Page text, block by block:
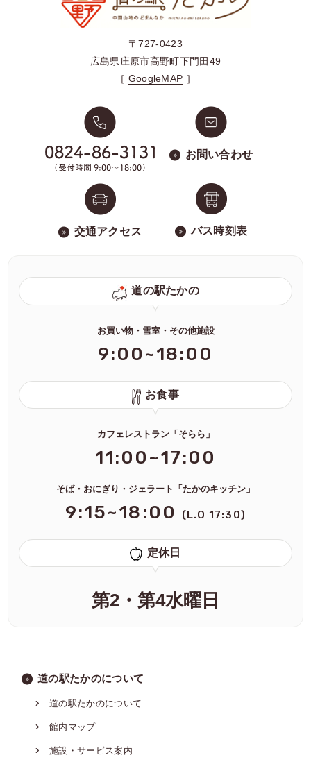
〒727-0423
広島県庄原市高野町下門田49
［ GoogleMAP ］
お問い合わせ
交通アクセス バス時刻表
道の駅たかの
お買い物・雪室・その他施設
9:00~18:00
お食事
カフェレストラン「そらら」
11:00~17:00
そば・おにぎり・ジェラート「たかのキッチン」
9:15~18:00 (L.O 17:30)
定休日
第2・第4水曜日
道の駅たかのについて
道の駅たかのについて
館内マップ
施設・サービス案内